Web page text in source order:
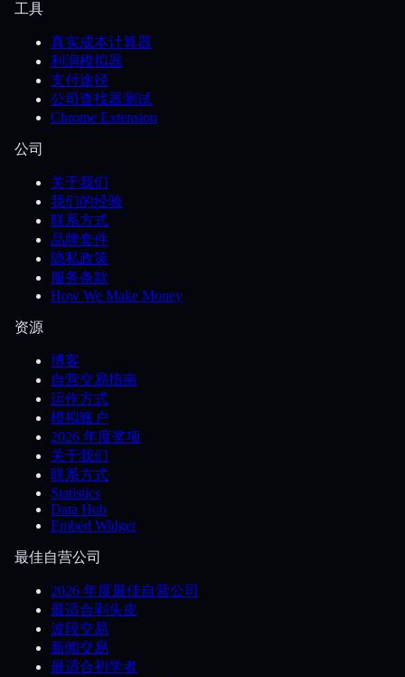
工具
真实成本计算器
利润模拟器
支付途径
公司查找器测试
Chrome Extension
公司
关于我们
我们的经验
联系方式
品牌套件
隐私政策
服务条款
How We Make Money
资源
博客
自营交易指南
运作方式
模拟账户
2026 年度奖项
关于我们
联系方式
Statistics
Data Hub
Embed Widget
最佳自营公司
2026 年度最佳自营公司
最适合剥头皮
波段交易
新闻交易
最适合初学者